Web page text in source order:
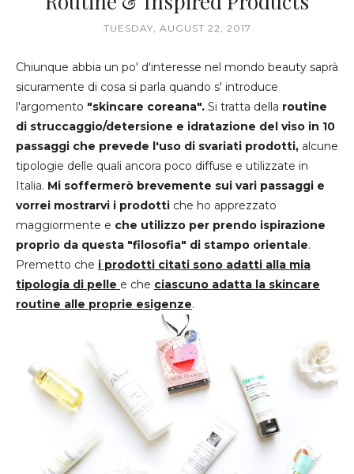
TUESDAY, AUGUST 22, 2017
Chiunque abbia un po' d'interesse nel mondo beauty saprà
sicuramente di cosa si parla quando s' introduce
l'argomento "skincare coreana". Si tratta della routine
di struccaggio/detersione e idratazione del viso in 10
passaggi che prevede l'uso di svariati prodotti, alcune
tipologie delle quali ancora poco diffuse e utilizzate in
Italia. Mi soffermerò brevemente sui vari passaggi e
vorrei mostrarvi i prodotti che ho apprezzato
maggiormente e che utilizzo per prendo ispirazione
proprio da questa "filosofia" di stampo orientale.
Premetto che i prodotti citati sono adatti alla mia
tipologia di pelle e che ciascuno adatta la skincare
routine alle proprie esigenze.